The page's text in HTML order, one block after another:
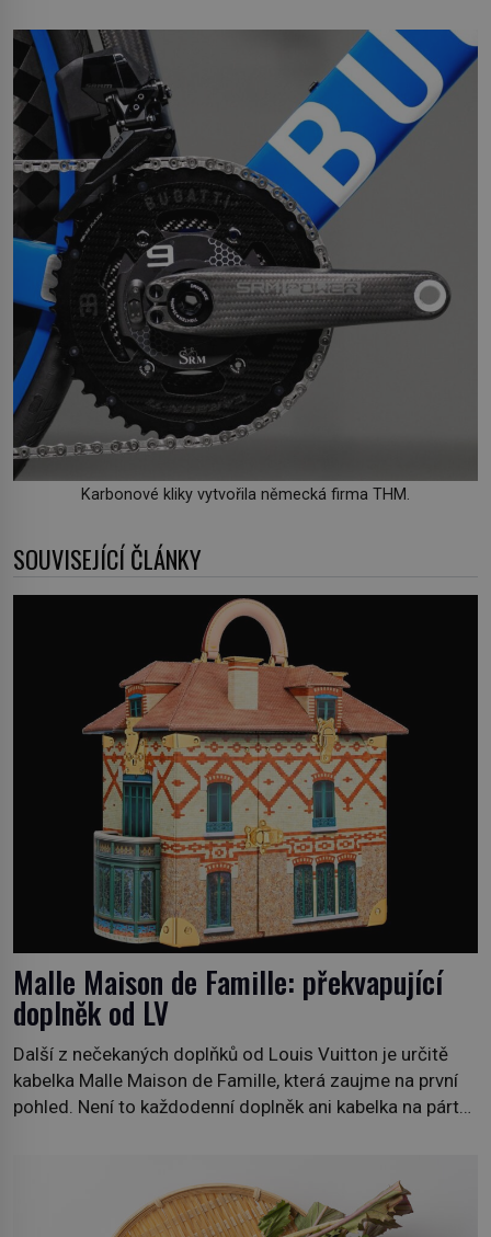
Karbonové kliky vytvořila německá firma THM.
SOUVISEJÍCÍ ČLÁNKY
Malle Maison de Famille: překvapující
doplněk od LV
Další z nečekaných doplňků od Louis Vuitton je určitě
kabelka Malle Maison de Famille, která zaujme na první
pohled. Není to každodenní doplněk ani kabelka na párty,
adrese 18 Rue Louis Vuitton, které bylo postaveno v
roce 1869. […]